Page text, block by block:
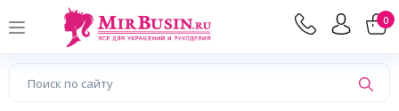
0
×